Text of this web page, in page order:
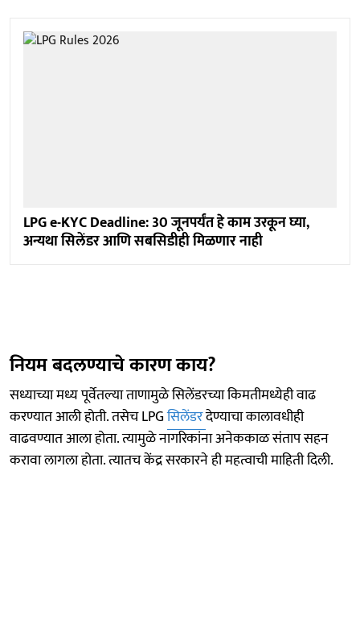
LPG e-KYC Deadline: 30 जूनपर्यंत हे काम उरकून घ्या,
अन्यथा सिलेंडर आणि सबसिडीही मिळणार नाही
नियम बदलण्याचे कारण काय?
सध्याच्या मध्य पूर्वेतल्या ताणामुळे सिलेंडरच्या किमतीमध्येही वाढ
करण्यात आली होती. तसेच LPGसिलेंडरदेण्याचा कालावधीही
वाढवण्यात आला होता. त्यामुळे नागरिकांना अनेककाळ संताप सहन
करावा लागला होता. त्यातच केंद्र सरकारने ही महत्वाची माहिती दिली.